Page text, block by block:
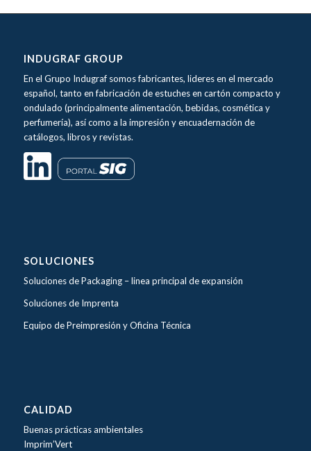
INDUGRAF GROUP
En el Grupo Indugraf somos fabricantes, lideres en el mercado
español, tanto en fabricación de estuches en cartón compacto y
ondulado (principalmente alimentación, bebidas, cosmética y
perfumería), así como a la impresión y encuadernación de
catálogos, libros y revistas.
SOLUCIONES
Soluciones de Packaging –linea principal de expansión
Soluciones de Imprenta
Equipo de Preimpresión y Oficina Técnica
CALIDAD
Buenas prácticas ambientales
Imprim’Vert